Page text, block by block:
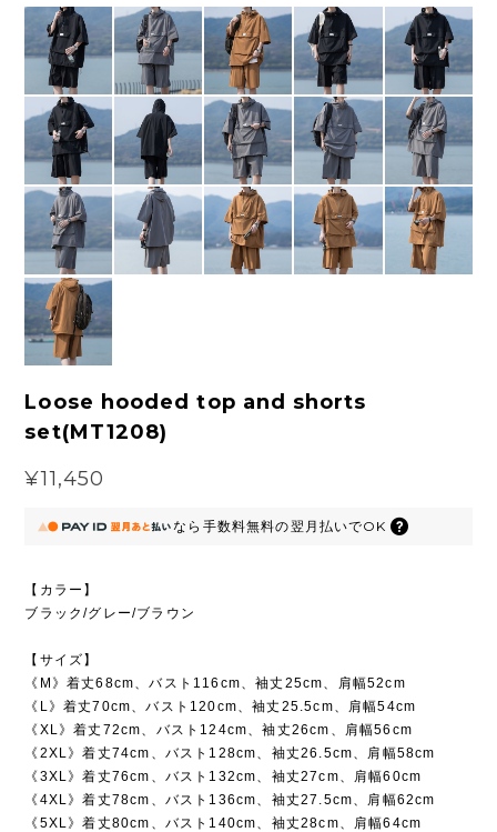
Loose hooded top and shorts
set(MT1208)
¥11,450
なら 手数料無料の翌月払いでOK
【カラー】
ブラック/グレー/ブラウン
【サイズ】
《M》着丈68cm、バスト116cm、袖丈25cm、肩幅52cm
《L》着丈70cm、バスト120cm、袖丈25.5cm、肩幅54cm
《XL》着丈72cm、バスト124cm、袖丈26cm、肩幅56cm
《2XL》着丈74cm、バスト128cm、袖丈26.5cm、肩幅58cm
《3XL》着丈76cm、バスト132cm、袖丈27cm、肩幅60cm
《4XL》着丈78cm、バスト136cm、袖丈27.5cm、肩幅62cm
《5XL》着丈80cm、バスト140cm、袖丈28cm、肩幅64cm